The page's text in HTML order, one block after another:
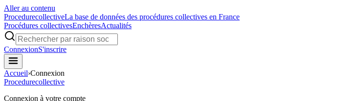
Aller au contenu
ProcedurecollectiveLa base de données des procédures collectives en France
Procédures collectivesEnchèresActualités
ConnexionS'inscrire
Accueil›Connexion
Procedurecollective
Connexion à votre compte